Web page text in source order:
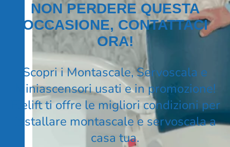
NON PERDERE QUESTA
OCCASIONE, CONTATTACI
ORA!
Scopri i Montascale, Servoscala e
Miniascensori usati e in promozione!
Elelift ti offre le migliori condizioni per
installare montascale e servoscala a
casa tua.